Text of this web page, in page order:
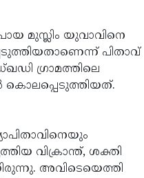
മുസ്ലിം യുവാവിനെ
പിതാവ്
ഗ്രാമത്തിലെ
കൊലപ്പെടുത്തിയത്.
വിക്രാന്ത്, ശക്തി
അവിടെയെത്തി